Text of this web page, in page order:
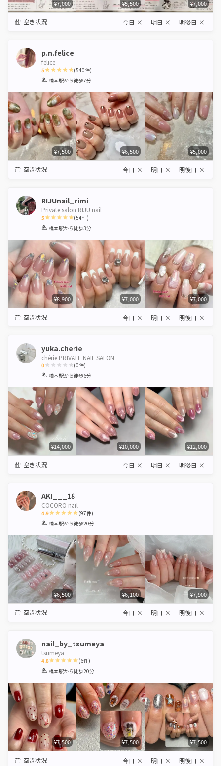
¥7,000 ¥5,500 ¥7,000
空き状況 今日 × 明日 × 明後日 ×
p.n.felice
felice
5
1 2 3 4 5
(540件)
橋本駅から徒歩7分
¥7,500 ¥6,500 ¥5,000
空き状況 今日 × 明日 × 明後日 ×
RIJUnail_rimi
Private salon RIJU nail
5
1 2 3 4 5
(54件)
橋本駅から徒歩3分
¥8,900 ¥7,000 ¥7,000
空き状況 今日 × 明日 × 明後日 ×
yuka.cherie
chérie PRIVATE NAIL SALON
0
1 2 3 4 5
(0件)
橋本駅から徒歩6分
¥14,000 ¥10,000 ¥12,000
空き状況 今日 × 明日 × 明後日 ×
AKI___18
COCORO nail
4.9
1 2 3 4 5
(97件)
橋本駅から徒歩20分
¥6,500 ¥6,100 ¥7,900
空き状況 今日 × 明日 × 明後日 ×
nail_by_tsumeya
tsumeya
4.8
1 2 3 4 5
(6件)
橋本駅から徒歩20分
¥7,500 ¥7,500 ¥7,500
空き状況 今日 × 明日 × 明後日 ×